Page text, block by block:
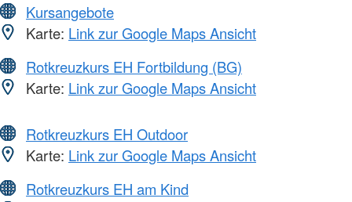
Kursangebote
Karte: Link zur Google Maps Ansicht
Rotkreuzkurs EH Fortbildung (BG)
Karte: Link zur Google Maps Ansicht
Rotkreuzkurs EH Outdoor
Karte: Link zur Google Maps Ansicht
Rotkreuzkurs EH am Kind